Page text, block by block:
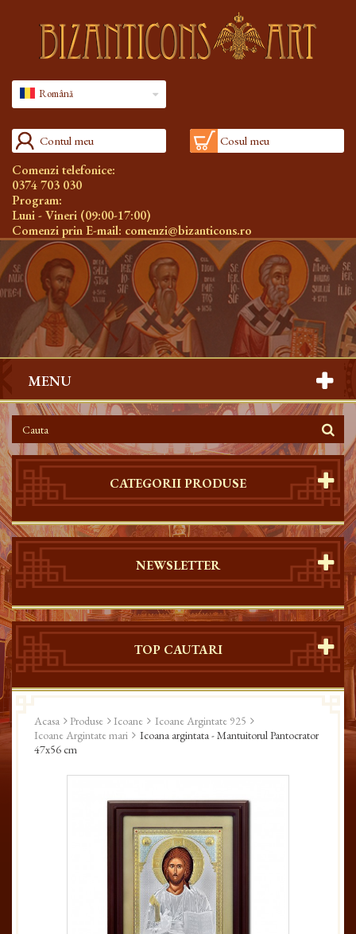
Română
Contul meu Cosul meu
Comenzi telefonice:
0374 703 030
Program:
Luni - Vineri (09:00-17:00)
Comenzi prin E-mail: comenzi@bizanticons.ro
MENU
CATEGORII PRODUSE
NEWSLETTER
TOP CAUTARI
Acasa Produse Icoane
Icoane Argintate 925
Icoane Argintate mari
Icoana argintata - Mantuitorul Pantocrator
47x56 cm